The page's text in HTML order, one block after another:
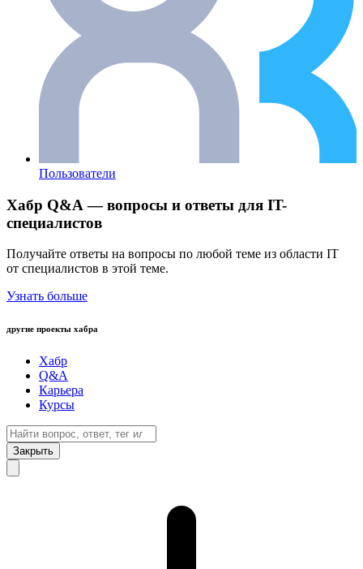
Пользователи
Хабр Q&A — вопросы и ответы для IT-
специалистов
Получайте ответы на вопросы по любой теме из области IT
от специалистов в этой теме.
Узнать больше
другие проекты хабра
Хабр
Q&A
Карьера
Курсы
Закрыть